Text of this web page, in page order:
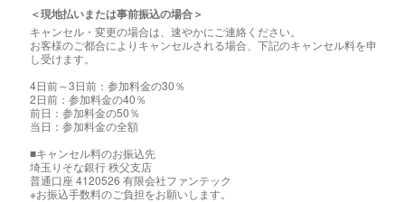
＜現地払いまたは事前振込の場合＞
キャンセル・変更の場合は、速やかにご連絡ください。
お客様のご都合によりキャンセルされる場合、下記のキャンセル料を申
し受けます。
4日前～3日前：参加料金の30％
2日前：参加料金の40％
前日：参加料金の50％
当日：参加料金の全額
■キャンセル料のお振込先
埼玉りそな銀行 秩父支店
普通口座 4120526 有限会社ファンテック
※お振込手数料のご負担をお願いします。